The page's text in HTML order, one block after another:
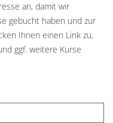
an, damit wir
gebucht haben und zur
Ihnen einen Link zu,
ggf. weitere Kurse